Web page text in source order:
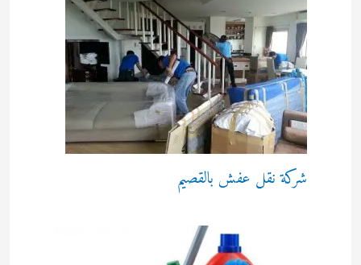
شركة نقل عفش بالقصيم